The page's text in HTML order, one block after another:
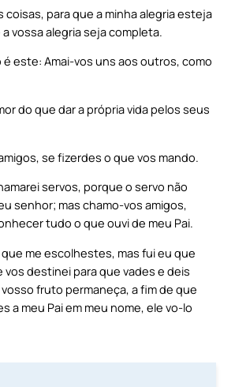
coisas, para que a minha alegria esteja
vossa alegria seja completa.
este: Amai-vos uns aos outros, como
do que dar a própria vida pelos seus
se fizerdes o que vos mando.
servos, porque o servo não
senhor; mas chamo-vos amigos,
tudo o que ouvi de meu Pai.
me escolhestes, mas fui eu que
vos destinei para que vades e deis
fruto permaneça, a fim de que
a meu Pai em meu nome, ele vo-lo